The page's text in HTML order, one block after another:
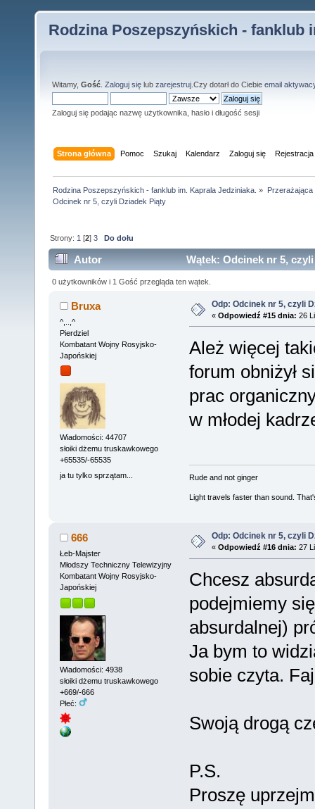
Rodzina Poszepszyńskich - fanklub
Witamy, Gość Zaloguj się lub zarejestruj .Czy dotarł do Ciebie email
Zaloguj się podając nazwę użytkownika, hasło i długość sesji
Strona główna Pomoc Szukaj Kalendarz Zaloguj się Rejestracja
Rodzina Poszepszyńskich - fanklub im. Kaprala Jedziniaka. » Przerażająca
Odcinek nr 5, czyli Dziadek Piąty
Strony: 1 [2]3 Do dołu
Autor Wątek: Odcinek nr 5,
0 użytkowników i 1 Gość przegląda ten wątek.
Bruxa
^,..,^
Pierdziel
Kombatant Wojny Rosyjsko-
Japońskiej
Wiadomości: 44707
słoiki dżemu truskawkowego
+65535/-65535
ja tu tylko sprzątam...
Odp: Odcinek nr 5, czyli
« Odpowiedź #15 dnia: 26
Ależ więcej
forum obniżył
prac
w młodej
Rude and not ginger
Light travels faster than sound.
666
Łeb-Majster
Młodszy Techniczny Telewizyjny
Kombatant Wojny Rosyjsko-
Japońskiej
Wiadomości: 4938
słoiki dżemu truskawkowego
+669/-666
Płeć:
Odp: Odcinek nr 5, czyli
« Odpowiedź #16 dnia: 27
Chcesz
podejmiemy
absurdalnej)
Ja bym to
sobie czyta.
Swoją drogą
P.S.
Proszę